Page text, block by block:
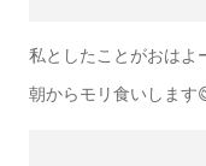
私としたことがおはよ
朝からモリ食いします